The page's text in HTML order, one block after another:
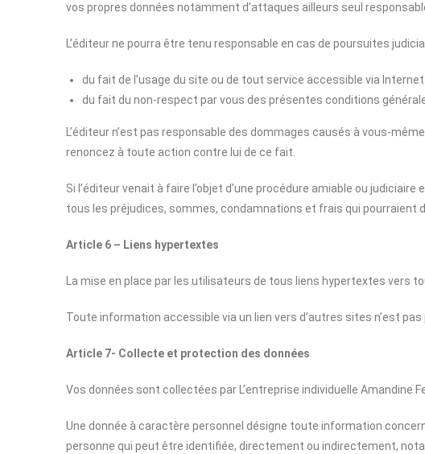
vos propres données notamment d’attaques ailleurs seul
L’éditeur ne pourra être tenu responsable en cas de poursuites
du fait de l’usage du site ou de tout service accessible via Internet:
du fait du non-respect par vous des présentes conditions
L’éditeur n’est pas responsable des dommages causés à vous-
renoncez à toute action contre lui de ce fait.
Si l’éditeur venait à faire l’objet d’une procédure amiable ou
tous les préjudices, sommes, condamnations et frais qui pourraient
Article 6 – Liens hypertextes
La mise en place par les utilisateurs de tous liens hypertextes vers
Toute information accessible via un lien vers d’autres sites n’est
Article 7- Collecte et protection des données
Vos données sont collectées par L’entreprise individuelle Amandine
Une donnée à caractère personnel désigne toute information
personne qui peut être identifiée, directement ou indirectement,